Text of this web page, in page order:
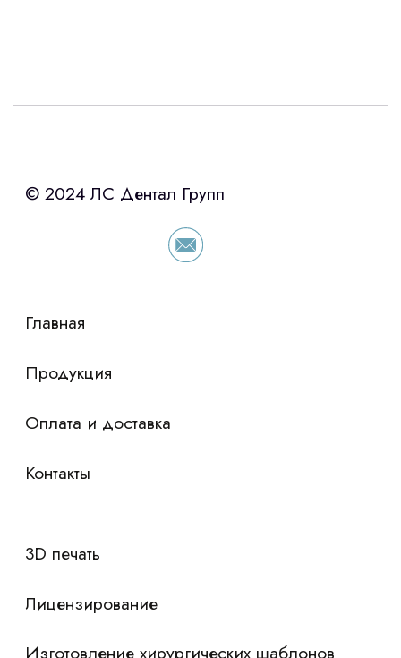
Интересует лизинг?
«Уралпромлизинг» подберем выгодные
условия по лизингу оборудования,
просто оставьте контакты чтобы мы
сориентировали по условиям